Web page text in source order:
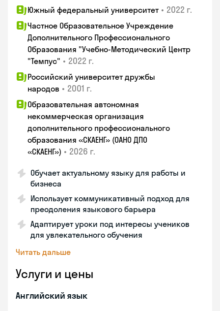
Южный федеральный университет • 2022 г.
Частное Образовательное Учреждение
Дополнительного Профессионального
Образования "Учебно-Методический Центр
"Темпус" • 2022 г.
Российский университет дружбы
народов • 2001 г.
Образовательная автономная
некоммерческая организация
дополнительного профессионального
образования «СКАЕНГ» (ОАНО ДПО
«СКАЕНГ») • 2026 г.
Обучает актуальному языку для работы и
бизнеса
Использует коммуникативный подход для
преодоления языкового барьера
Адаптирует уроки под интересы учеников
для увлекательного обучения
Читать дальше
Услуги и цены
Английский язык